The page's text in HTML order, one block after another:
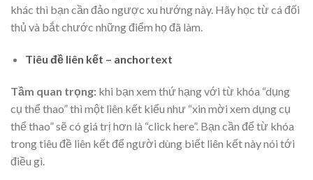
khác thì bạn cần đảo ngược xu hướng này. Hãy học từ cá đối
thủ và bắt chước những điểm họ đã làm.
Tiêu đề liên kết – anchortext
Tầm quan trọng: khi bạn xem thứ hạng với từ khóa “dụng
cụ thể thao” thì một liên kết kiểu như “xin mời xem dụng cụ
thể thao” sẽ có giá trị hơn là “click here”. Bạn cần để từ khóa
trong tiêu đề liên kết để người dùng biết liên kết này nói tới
điều gì.